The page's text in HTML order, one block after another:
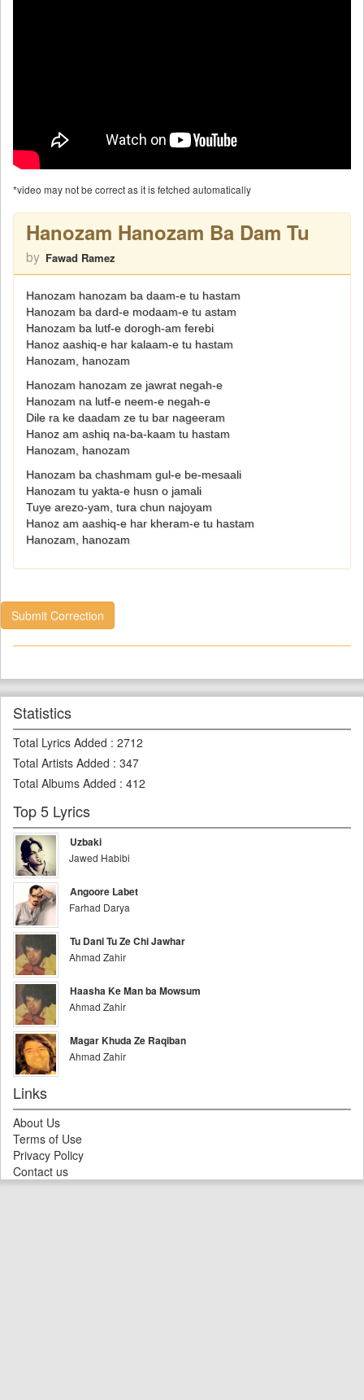
*video may not be correct as it is fetched automatically
Hanozam Hanozam Ba Dam Tu
by Fawad Ramez
Hanozam hanozam ba daam-e tu hastam
Hanozam ba dard-e modaam-e tu astam
Hanozam ba lutf-e dorogh-am ferebi
Hanoz aashiq-e har kalaam-e tu hastam
Hanozam, hanozam
Hanozam hanozam ze jawrat negah-e
Hanozam na lutf-e neem-e negah-e
Dile ra ke daadam ze tu bar nageeram
Hanoz am ashiq na-ba-kaam tu hastam
Hanozam, hanozam
Hanozam ba chashmam gul-e be-mesaali
Hanozam tu yakta-e husn o jamali
Tuye arezo-yam, tura chun najoyam
Hanoz am aashiq-e har kheram-e tu hastam
Hanozam, hanozam
Submit Correction
Statistics
Total Lyrics Added : 2712
Total Artists Added : 347
Total Albums Added : 412
Top 5 Lyrics
Uzbaki
Jawed Habibi
Angoore Labet
Farhad Darya
Tu Dani Tu Ze Chi Jawhar
Ahmad Zahir
Haasha Ke Man ba Mowsum
Ahmad Zahir
Magar Khuda Ze Raqiban
Ahmad Zahir
Links
About Us
Terms of Use
Privacy Policy
Contact us